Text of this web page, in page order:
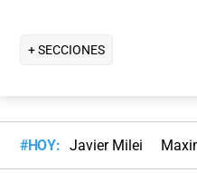
+ SECCIONES
#HOY: Javier Milei